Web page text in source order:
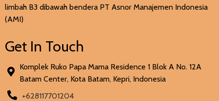
limbah B3 dibawah bendera PT Asnor Manajemen Indonesia
(AMI)
Get In Touch
Komplek Ruko Papa Mama Residence 1 Blok A No. 12A
Batam Center, Kota Batam, Kepri, Indonesia
+628117701204